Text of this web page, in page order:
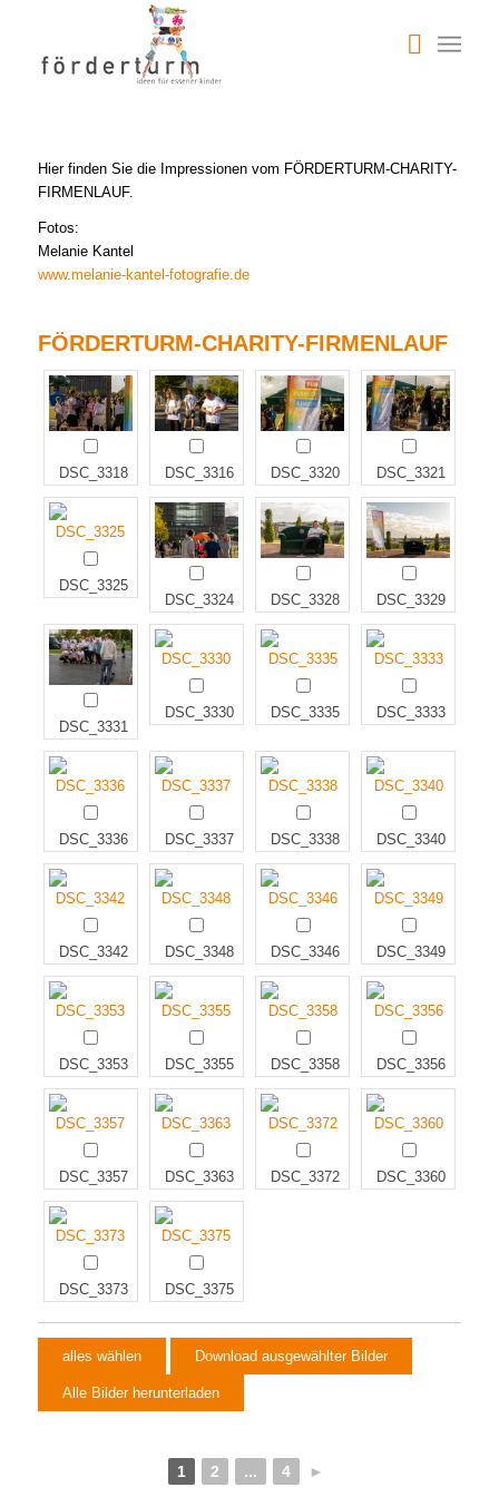
Hier finden Sie die Impressionen vom FÖRDERTURM-CHARITY-
FIRMENLAUF.
Fotos:
Melanie Kantel
www.melanie-kantel-fotografie.de
FÖRDERTURM-CHARITY-FIRMENLAUF
DSC_3318 DSC_3316 DSC_3320 DSC_3321
DSC_3325
DSC_3324
DSC_3328 DSC_3329
DSC_3331
DSC_3330 DSC_3335 DSC_3333
DSC_3336 DSC_3337 DSC_3338 DSC_3340
DSC_3342 DSC_3348 DSC_3346 DSC_3349
DSC_3353 DSC_3355 DSC_3358 DSC_3356
DSC_3357 DSC_3363 DSC_3372 DSC_3360
DSC_3373 DSC_3375
1 2 ... 4 ►